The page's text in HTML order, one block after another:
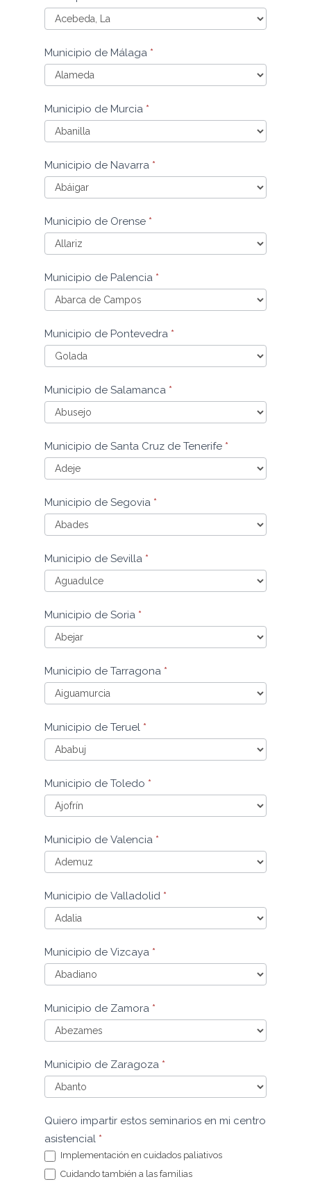
Lugo
de
Madrid
Municipio de Málaga *
de
Málaga
Municipio de Murcia *
de
Murcia
Municipio de Navarra *
de
Navarra
Municipio de Orense *
de
Orense
Municipio de Palencia *
de
Palencia
Municipio de Pontevedra *
de
Pontevedra
Municipio de Salamanca *
de
Salamanca
Municipio de Santa Cruz de Tenerife *
de
Santa
de
Tenerife
Municipio de Segovia *
de
Segovia
Municipio de Sevilla *
de
Sevilla
Municipio de Soria *
de
Soria
Municipio de Tarragona *
de
Tarragona
Municipio de Teruel *
de
Teruel
Municipio de Toledo *
de
Toledo
Municipio de Valencia *
de
Valencia
Municipio de Valladolid *
de
Valladolid
Municipio de Vizcaya *
de
Vizcaya
Municipio de Zamora *
de
Zamora
Municipio de Zaragoza *
de
Zaragoza
Quiero impartir estos seminarios en mi centro
asistencial *
Implementación en cuidados paliativos
Cuidando también a las familias